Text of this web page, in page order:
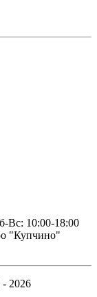
Вс: 10:00-18:00
"Купчино"
2026